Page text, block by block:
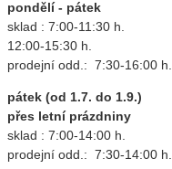
pondělí - pátek
sklad : 7:00-11:30 h.
12:00-15:30 h.
prodejní odd.: 7:30-16:00 h.
pátek (od 1.7. do 1.9.)
přes letní prázdniny
sklad : 7:00-14:00 h.
prodejní odd.: 7:30-14:00 h.